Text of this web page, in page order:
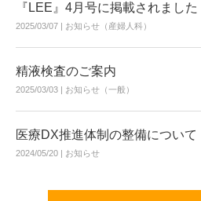
『LEE』4月号に掲載されました
2025/03/07 | お知らせ（産婦人科）
精液検査のご案内
2025/03/03 | お知らせ（一般）
医療DX推進体制の整備について
2024/05/20 | お知らせ